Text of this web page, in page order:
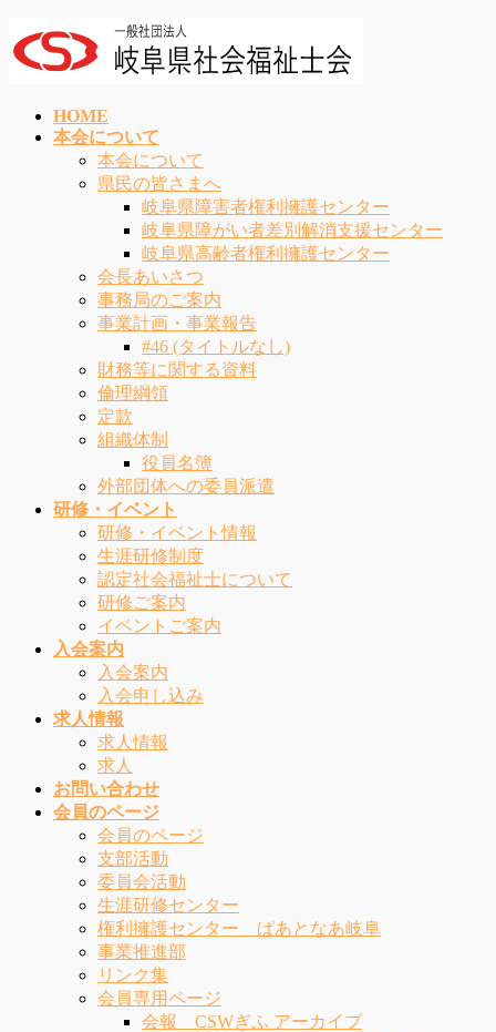
ン
ビ
HOME
本会について
本会について
県民の皆さまへ
岐阜県障害者権利擁護センター
岐阜県障がい者差別解消支援センター
岐阜県高齢者権利擁護センター
会長あいさつ
事務局のご案内
事業計画・事業報告
#46 (タイトルなし)
財務等に関する資料
倫理綱領
定款
組織体制
役員名簿
外部団体への委員派遣
研修・イベント
研修・イベント情報
生涯研修制度
認定社会福祉士について
研修ご案内
イベントご案内
入会案内
入会案内
入会申し込み
求人情報
求人情報
求人
お問い合わせ
会員のページ
会員のページ
支部活動
委員会活動
生涯研修センター
権利擁護センター ぱあとなあ岐阜
事業推進部
リンク集
会員専用ページ
会報 CSWぎふ アーカイブ